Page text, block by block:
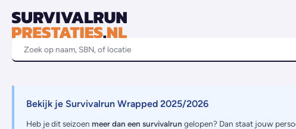
Bekijk je Survivalrun Wrapped 2025/2026
Heb je dit seizoen meer dan een survivalrun gelopen? Dan staat jouw